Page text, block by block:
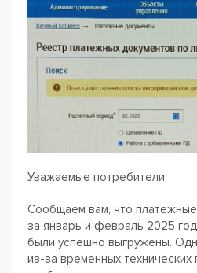
Уважаемые потребители,
Сообщаем вам, что
за январь и февраль 2025
были успешно выгружены.
из-за временных технических